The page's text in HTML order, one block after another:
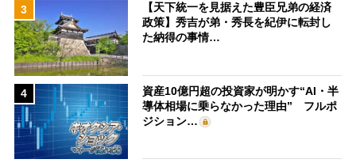
3
【天下統一を見据えた豊臣兄弟の経済
政策】秀吉が弟・秀長を紀伊に転封し
た納得の事情…
4
資産10億円超の投資家が明かす“AI・半
導体相場に乗らなかった理由” フルポ
ジション…